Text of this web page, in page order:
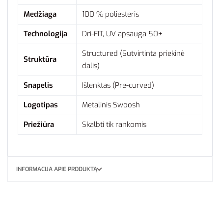
Medžiaga
100 % poliesteris
Technologija
Dri-FIT, UV apsauga 50+
Struktūra
Structured (Sutvirtinta priekinė
dalis)
Snapelis
Išlenktas (Pre-curved)
Logotipas
Metalinis Swoosh
Priežiūra
Skalbti tik rankomis
INFORMACIJA APIE PRODUKTĄ